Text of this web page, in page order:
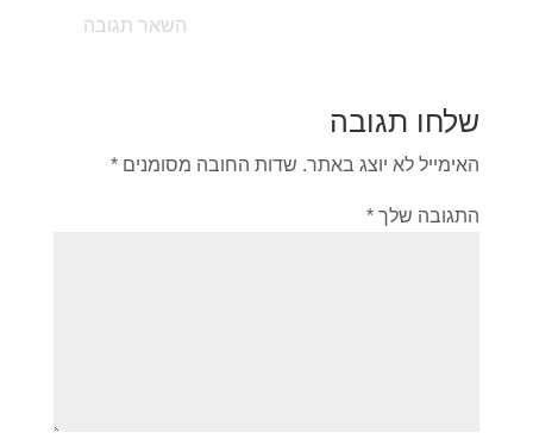
השאר תגובה
שלחו תגובה
האימייל לא יוצג באתר. שדות החובה מסומנים *
התגובה שלך *